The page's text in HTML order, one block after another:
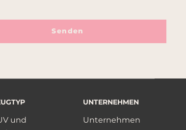
Senden
und
UNTERNEHMEN
Unternehmen